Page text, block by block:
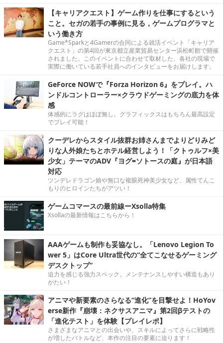
【キャリアクエスト】ゲーム作りを仕事にするという
こと。セガの若手の事例に見る，ゲームプログラマと
いう働き方
Game*Sparkと4Gamerの合同による就活イベント「キャリア
クエスト」の第4回が東京都立産業貿易センター浜松町館で開催
されました。このイベントに合わせて取材した、各社の現場で
実際に働いている若手社員へのインタビューをお届けします。
GeForce NOWで『Forza Horizon 6』をプレイ。ハ
ンドルコントローラー×クラウドゲーミングの底力を体
感
体感的にラグはほぼ無し。グラフィックスはもちろん最高設定
でプレイ可能！
クーデレからスタイル抜群お姉さんまでよりどりみど
りな人外娘たちとホテル経営しよう！「クトゥルフ×美
少女」テーマのADV『ヨグ=ソトースの庭』が日本語
対応
ツンデレドラゴン娘や無口な複眼死神美少女など、属性てんこ
もりのヒロインたちがアツい！
ゲームコマースの最前線ーXsolla特集
Xsollaの最新情報はこちらから！
AAAゲームも制作も妥協なし。「Lenovo Legion To
wer 5」はCore Ultra世代の“全てこなせるゲーミング
デスクトップ”
迫力を感じる強力スペック。メンテナンスしやすい構造もあり
がたい！
アニマや新要素のさらなる“進化”を目撃せよ！HoYov
erse新作『崩壊：ネクサスアニマ』第2回βテストの
「進化テスト」を体験【プレイレポ】
さまざまなアニマとの出会いや、スキルによってさらに戦略性
が増したバトルなど、本作の注目の要素に迫ります！